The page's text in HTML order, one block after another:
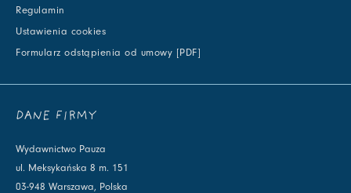
Regulamin
Ustawienia cookies
Formularz odstąpienia od umowy [PDF]
DANE FIRMY
Wydawnictwo Pauza
ul. Meksykańska 8 m. 151
03-948 Warszawa, Polska